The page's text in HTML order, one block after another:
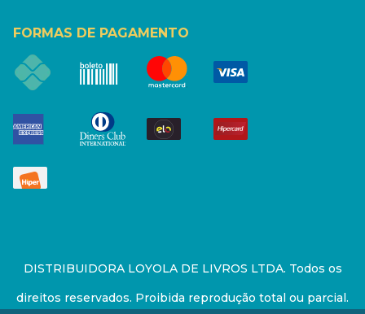
FORMAS DE PAGAMENTO
DISTRIBUIDORA LOYOLA DE LIVROS LTDA. Todos os
direitos reservados. Proibida reprodução total ou parcial.